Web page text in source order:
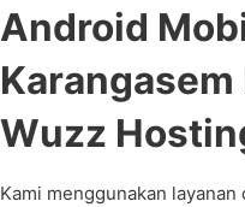
Android
Wuzz
Kami menggunakan